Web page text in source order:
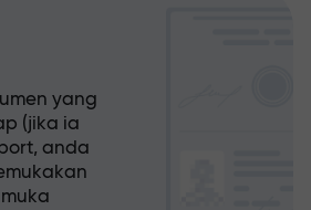
yang
(jika ia
anda